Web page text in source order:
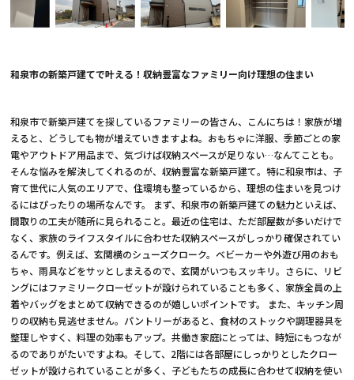
和泉市の新築戸建てで叶える！収納豊富なファミリー向け理想の住まい
和泉市で新築戸建てを探しているファミリーの皆さん、こんにちは！家族が増
えると、どうしても物が増えていきますよね。おもちゃに洋服、季節ごとの家
電やアウトドア用品まで、気づけば収納スペースが足りない…なんてことも。
そんな悩みを解決してくれるのが、収納豊富な新築戸建て。特に和泉市は、子
育て世代に人気のエリアで、住環境も整っているから、理想の住まいを見つけ
るにはぴったりの場所なんです。 まず、和泉市の新築戸建ての魅力といえば、
間取りの工夫が随所に見られること。最近の住宅は、ただ部屋数が多いだけで
なく、家族のライフスタイルに合わせた収納スペースがしっかり確保されてい
るんです。例えば、玄関横のシューズクローク。ベビーカーや外遊び用のおも
ちゃ、雨具などをサッとしまえるので、玄関がいつもスッキリ。さらに、リビ
ングにはファミリークローゼットが設けられていることも多く、家族全員の上
着やバッグをまとめて収納できるのが嬉しいポイントです。 また、キッチン周
りの収納も見逃せません。パントリーがあると、食材のストックや調理器具を
整理しやすく、料理の効率もアップ。共働き家庭にとっては、時短にもつなが
るのでありがたいですよね。そして、2階には各部屋にしっかりとしたクロー
ゼットが設けられていることが多く、子どもたちの成長に合わせて収納を使い